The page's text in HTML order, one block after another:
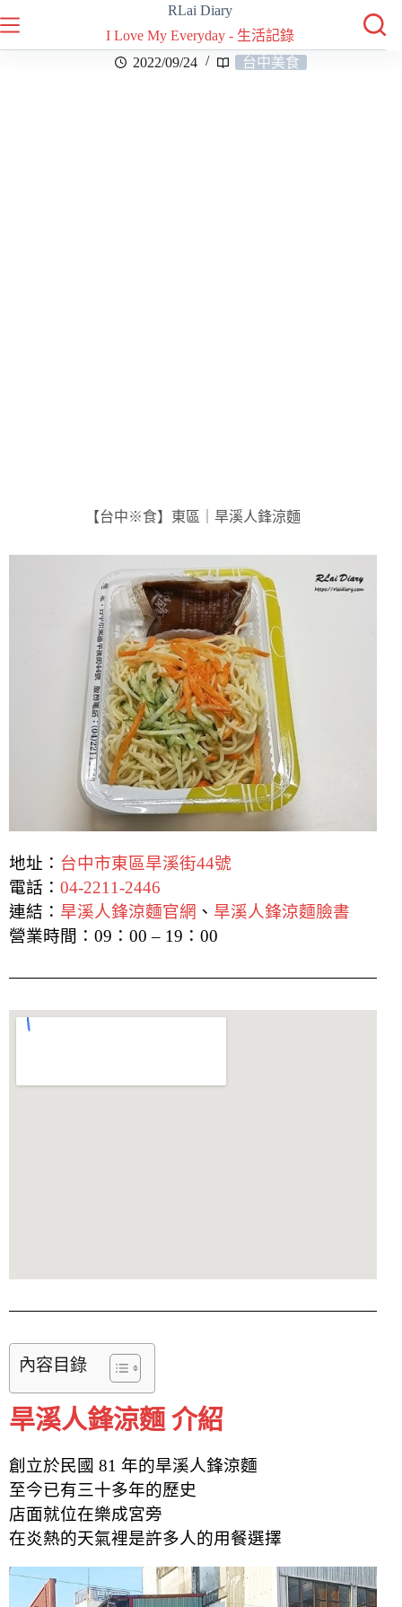
RLai Diary
I Love My Everyday - 生活記錄
2022/09/24
台中美食
【台中※食】東區｜旱溪人鋒涼麵
地址： 台中市東區旱溪街44號
電話： 04-2211-2446
連結： 旱溪人鋒涼麵官網 、 旱溪人鋒涼麵臉書
營業時間： 09：00 – 19：00
內容目錄
旱溪人鋒涼麵 介紹
創立於民國 81 年的旱溪人鋒涼麵
至今已有三十多年的歷史
店面就位在樂成宮旁
在炎熱的天氣裡是許多人的用餐選擇